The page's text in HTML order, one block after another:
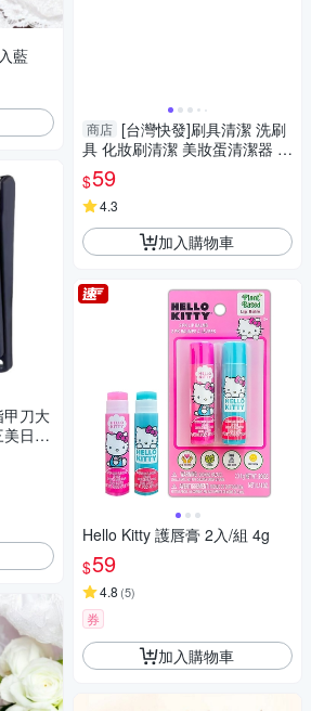
藍
刀大
日】
商店 [台灣快發]刷具清潔 洗刷
具 化妝刷清潔 美妝蛋清潔器 化
妝刷清潔神器 粉撲清潔 晾刷籃
子
$59
4.3
加入購物車
Hello Kitty 護唇膏 2入/組 4g
$59
4.8 (5)
券
加入購物車